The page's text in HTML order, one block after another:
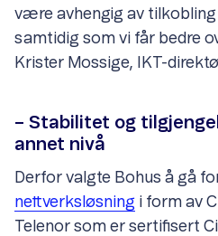
være avhengig av
samtidig som vi får bedre
Krister Mossige, IKT-
– Stabilitet og
annet nivå
Derfor valgte Bohus å gå
nettverksløsning i form av
Telenor som er sertifisert